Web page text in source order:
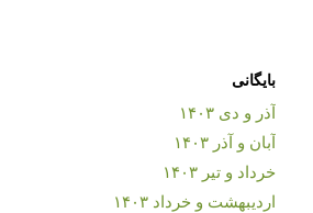
بایگانی
آذر و دی ۱۴۰۳
آبان و آذر ۱۴۰۳
خرداد و تیر ۱۴۰۳
اردیبهشت و خرداد ۱۴۰۳